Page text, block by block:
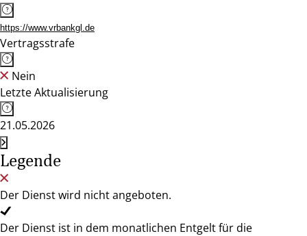
https://www.vrbankgl.de
Vertragsstrafe
Nein
Letzte Aktualisierung
21.05.2026
Legende
Der Dienst wird nicht angeboten.
Der Dienst ist in dem monatlichen Entgelt für die